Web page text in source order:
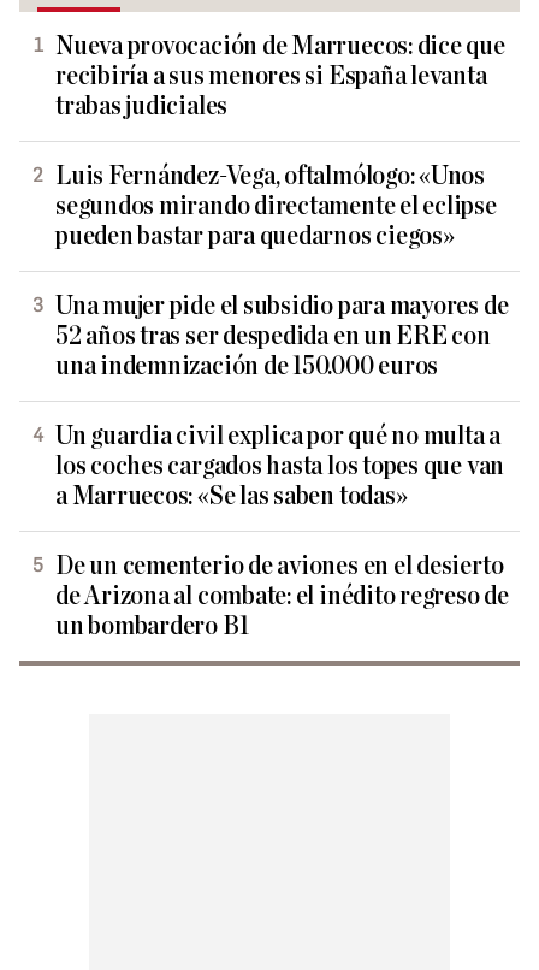
Nueva provocación de Marruecos: dice que
recibiría a sus menores si España levanta
trabas judiciales
Luis Fernández-Vega, oftalmólogo: «Unos
segundos mirando directamente el eclipse
pueden bastar para quedarnos ciegos»
Una mujer pide el subsidio para mayores de
52 años tras ser despedida en un ERE con
una indemnización de 150.000 euros
Un guardia civil explica por qué no multa a
los coches cargados hasta los topes que van
a Marruecos: «Se las saben todas»
De un cementerio de aviones en el desierto
de Arizona al combate: el inédito regreso de
un bombardero B1